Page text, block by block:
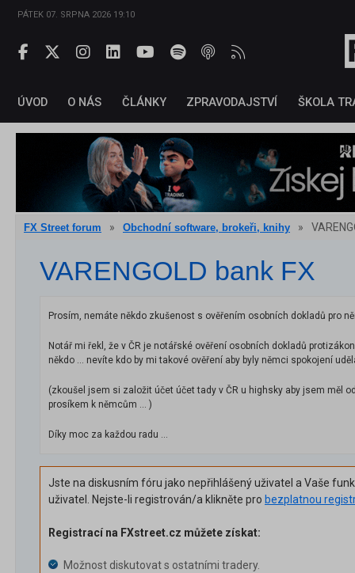
PÁTEK 07. SRPNA 2026 19:10
ÚVOD O NÁS ČLÁNKY ZPRAVODAJSTVÍ ŠKOLA
FX Street forum » Obchodní software, brokeři, knihy »
VARENGOLD bank FX
Prosím, nemáte někdo zkušenost s ověřením osobních dokladů pro
Notář mi řekl, že v ČR je notářské ověření osobních dokladů
někdo ... nevíte kdo by mi takové ověření aby byly němci spokojení
(zkoušel jsem si založit účet účet tady v ČR u highsky aby jsem měl
prosíkem k němcům ... )
Díky moc za každou radu ...
Jste na diskusním fóru jako nepřihlášený uživatel a Vaše
uživatel. Nejste-li registrován/a klikněte pro bezplatnou
Registrací na FXstreet.cz můžete získat:
Možnost diskutovat s ostatními tradery.